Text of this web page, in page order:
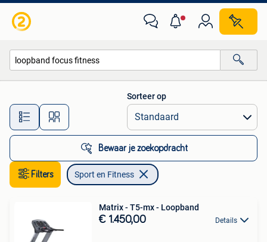
Alle afstanden…
Sorteer op
Bewaar je zoekopdracht
Filters Sport en Fitness
Matrix - T5-mx - Loopband
€ 1.450,00 Details